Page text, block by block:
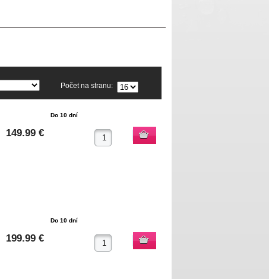
Počet na stranu:
Do 10 dní
149.99 €
Do 10 dní
199.99 €